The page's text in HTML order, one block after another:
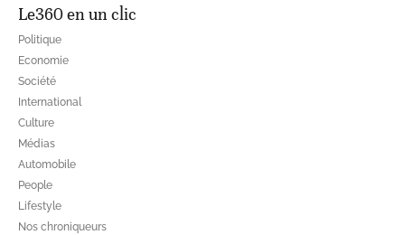
Le360 en un clic
Politique
Economie
Société
International
Culture
Médias
Automobile
People
Lifestyle
Nos chroniqueurs